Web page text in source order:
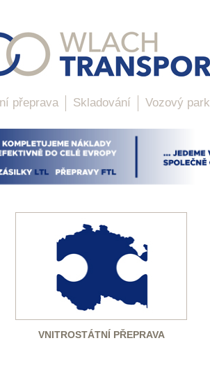
přeprava Skladování Vozový park
VNITROSTÁTNÍ PŘEPRAVA